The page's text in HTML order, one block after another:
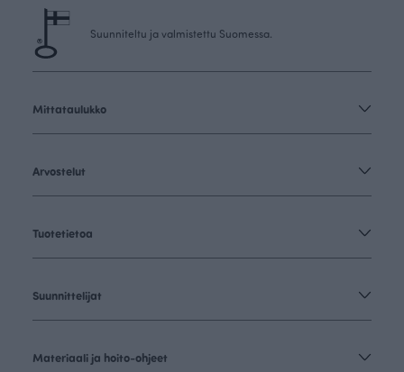
Suunniteltu ja valmistettu Suomessa.
Mittataulukko
Arvostelut
Tuotetietoa
Suunnittelijat
Materiaali ja hoito-ohjeet